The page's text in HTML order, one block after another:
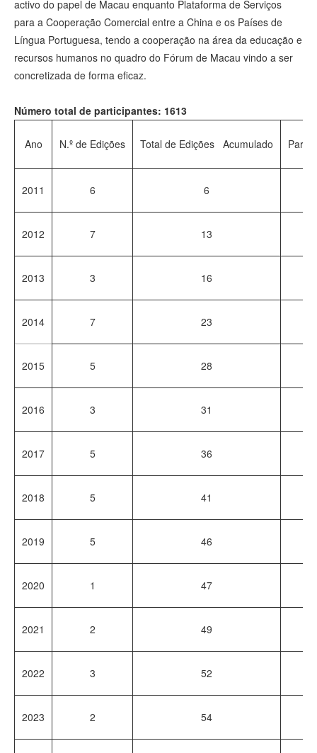
activo do papel de Macau enquanto Plataforma de Serviços
para a Cooperação Comercial entre a China e os Países de
Língua Portuguesa, tendo a cooperação na área da educação e
recursos humanos no quadro do Fórum de Macau vindo a ser
concretizada de forma eficaz.
Número total de participantes: 1613
Ano N.º de Edições Total de Edições Acumulado
2011 6 6
2012 7 13
2013 3 16
2014 7 23
2015 5 28
2016 3 31
2017 5 36
2018 5 41
2019 5 46
2020 1 47
2021 2 49
2022 3 52
2023 2 54